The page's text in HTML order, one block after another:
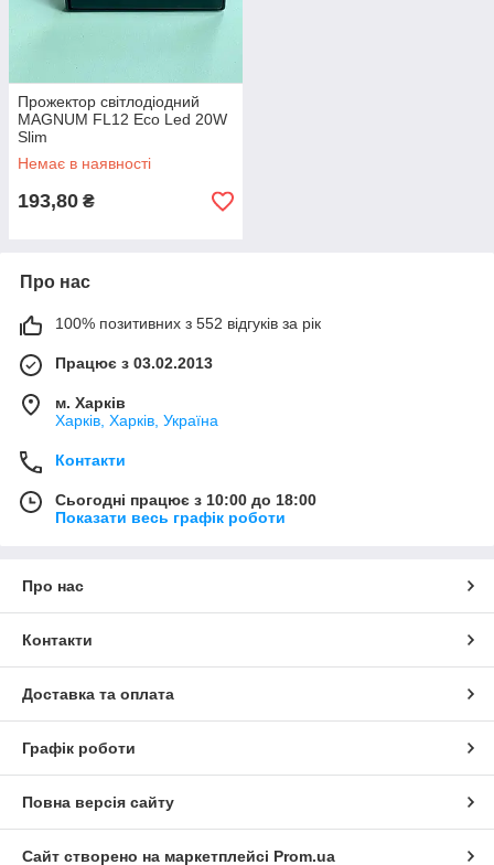
Прожектор світлодіодний
MAGNUM FL12 Eco Led 20W
Slim
Немає в наявності
193,80 ₴
Про нас
100% позитивних з 552 відгуків за рік
Працює з 03.02.2013
м. Харків
Харків, Харків, Україна
Контакти
Сьогодні працює з 10:00 до 18:00
Показати весь графік роботи
Про нас
Контакти
Доставка та оплата
Графік роботи
Повна версія сайту
Сайт створено на маркетплейсі Prom.ua